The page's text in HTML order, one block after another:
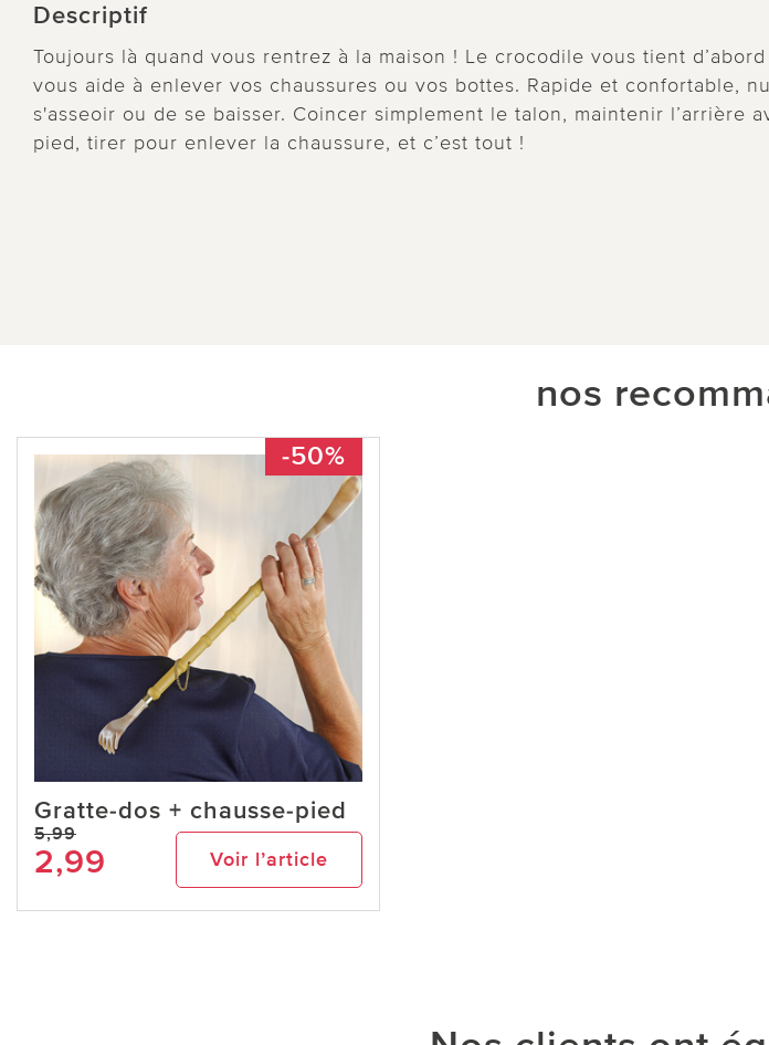
Descriptif
Toujours là quand vous rentrez à la maison ! Le crocodile vous tient
vous aide à enlever vos chaussures ou vos bottes. Rapide et confortable,
s'asseoir ou de se baisser. Coincer simplement le talon, maintenir l’arrière
pied, tirer pour enlever la chaussure, et c’est tout !
nos
-50%
Gratte-dos + chausse-pied
5,99
2,99 Voir l’article